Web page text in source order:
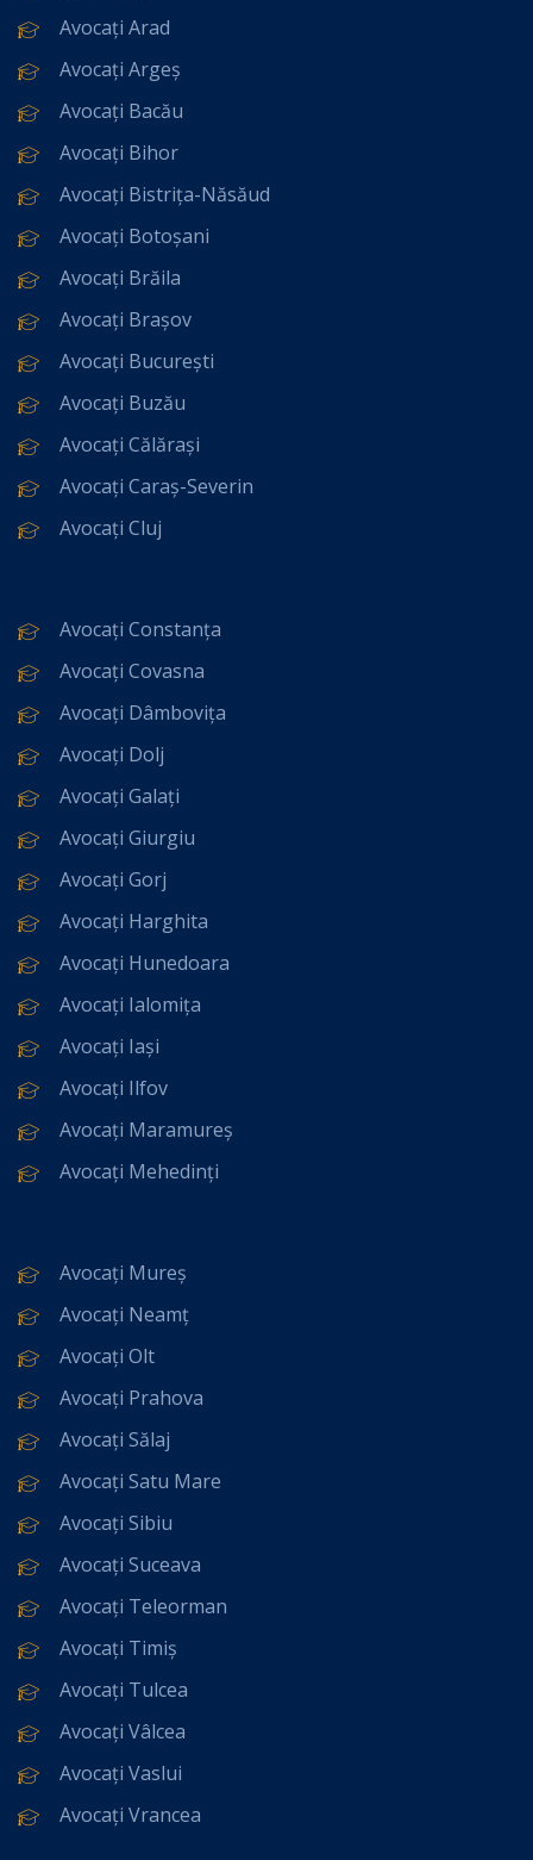
Avocați Arad
Avocați Argeș
Avocați Bacău
Avocați Bihor
Avocați Bistrița-Năsăud
Avocați Botoșani
Avocați Brăila
Avocați Brașov
Avocați București
Avocați Buzău
Avocați Călărași
Avocați Caraș-Severin
Avocați Cluj
Avocați Constanța
Avocați Covasna
Avocați Dâmbovița
Avocați Dolj
Avocați Galați
Avocați Giurgiu
Avocați Gorj
Avocați Harghita
Avocați Hunedoara
Avocați Ialomița
Avocați Iași
Avocați Ilfov
Avocați Maramureș
Avocați Mehedinți
Avocați Mureș
Avocați Neamț
Avocați Olt
Avocați Prahova
Avocați Sălaj
Avocați Satu Mare
Avocați Sibiu
Avocați Suceava
Avocați Teleorman
Avocați Timiș
Avocați Tulcea
Avocați Vâlcea
Avocați Vaslui
Avocați Vrancea